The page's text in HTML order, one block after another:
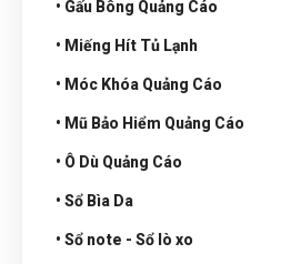
• Gấu Bông Quảng Cáo
• Miếng Hít Tủ Lạnh
• Móc Khóa Quảng Cáo
• Mũ Bảo Hiểm Quảng Cáo
• Ô Dù Quảng Cáo
• Sổ Bìa Da
• Sổ note - Sổ lò xo